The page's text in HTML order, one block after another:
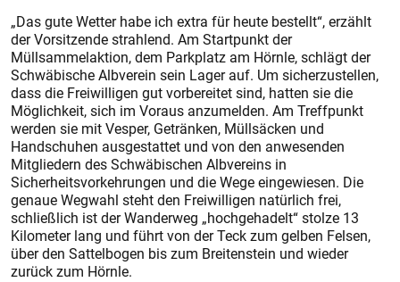
„Das gute Wetter habe ich extra für heute bestellt“, erzählt
der Vorsitzende strahlend. Am Startpunkt der
Müllsammelaktion, dem Parkplatz am Hörnle, schlägt der
Schwäbische Albverein sein Lager auf. Um sicherzustellen,
dass die Freiwilligen gut vorbereitet sind, hatten sie die
Möglichkeit, sich im Voraus anzumelden. Am Treffpunkt
werden sie mit Vesper, Getränken, Müllsäcken und
Handschuhen ausgestattet und von den anwesenden
Mitgliedern des Schwäbischen Albvereins in
Sicherheitsvorkehrungen und die Wege eingewiesen. Die
genaue Wegwahl steht den Freiwilligen natürlich frei,
schließlich ist der Wanderweg „hochgehadelt“ stolze 13
Kilometer lang und führt von der Teck zum gelben Felsen,
über den Sattelbogen bis zum Breitenstein und wieder
zurück zum Hörnle.